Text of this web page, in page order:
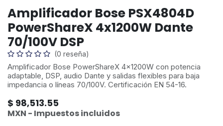
Amplificador Bose PSX4804D
PowerShareX 4x1200W Dante
70/100V DSP
(0 reseña)
Amplificador Bose PowerShareX 4x1200W con potencia
adaptable, DSP, audio Dante y salidas flexibles para baja
impedancia o líneas 70/100V. Certificación EN 54-16.
$ 98,513.55
MXN - Impuestos incluidos